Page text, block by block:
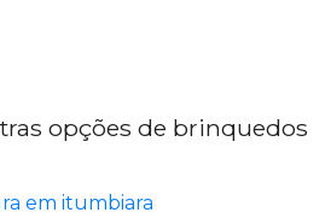
opções de brinquedos
em itumbiara